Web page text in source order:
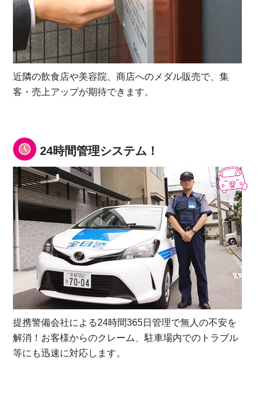
近隣の飲食店や美容院、商店へのメダル販売で、集
客・売上アップが期待できます。
24時間管理システム！
提携警備会社による24時間365日管理で無人の不安を
解消！お客様からのクレーム、駐車場内でのトラブル
等にも迅速に対応します。